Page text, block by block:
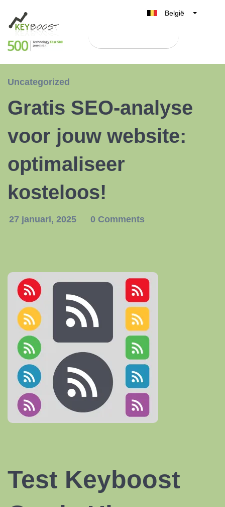
België
Nederland
España
Uncategorized
Gratis SEO-analyse
voor jouw website:
optimaliseer
kosteloos!
27 januari, 2025 0 Comments
Test Keyboost